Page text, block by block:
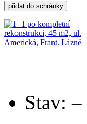
Stav: –